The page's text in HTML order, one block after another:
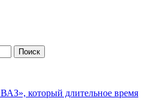
который длительное время